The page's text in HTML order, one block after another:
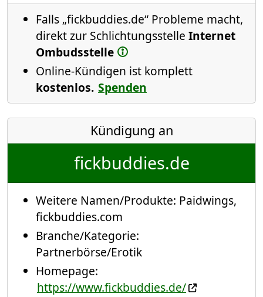
Falls „fickbuddies.de“ Probleme macht,
direkt zur Schlichtungsstelle Internet
Ombudsstelle
Online-Kündigen ist komplett
kostenlos. Spenden
Kündigung an
fickbuddies.de
Weitere Namen/Produkte: Paidwings,
fickbuddies.com
Branche/Kategorie:
Partnerbörse/Erotik
Homepage:
https://www.fickbuddies.de/